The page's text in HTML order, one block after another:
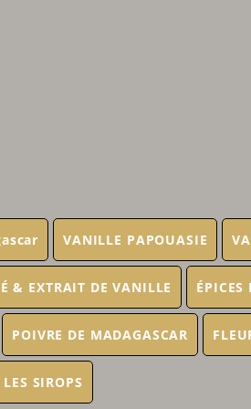
VANILLE PAPOUASIE
& EXTRAIT DE VANILLE
POIVRE DE MADAGASCAR
LES SIROPS